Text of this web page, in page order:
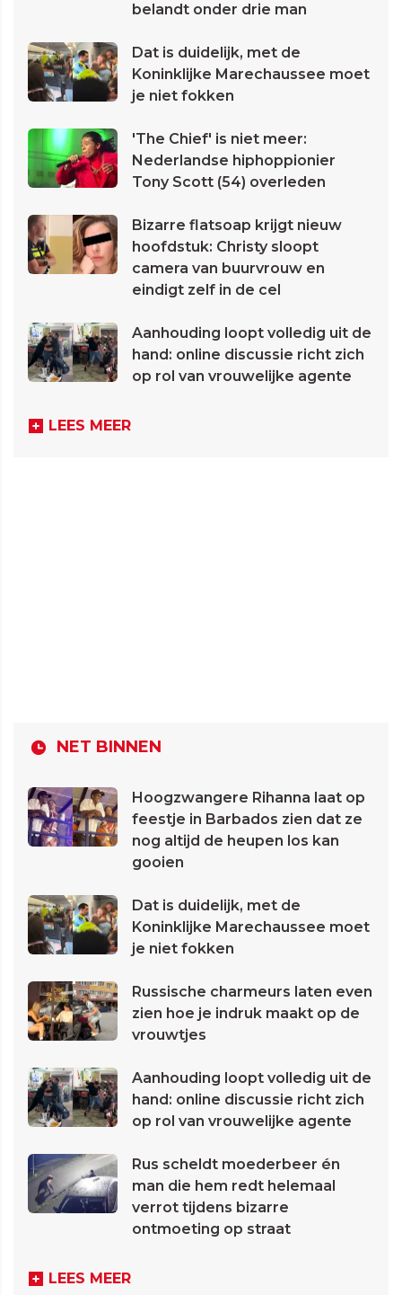
belandt onder drie man
Dat is duidelijk, met de
Koninklijke Marechaussee moet
je niet fokken
'The Chief' is niet meer:
Nederlandse hiphoppionier
Tony Scott (54) overleden
Bizarre flatsoap krijgt nieuw
hoofdstuk: Christy sloopt
camera van buurvrouw en
eindigt zelf in de cel
Aanhouding loopt volledig uit de
hand: online discussie richt zich
op rol van vrouwelijke agente
LEES MEER
NET BINNEN
Hoogzwangere Rihanna laat op
feestje in Barbados zien dat ze
nog altijd de heupen los kan
gooien
Dat is duidelijk, met de
Koninklijke Marechaussee moet
je niet fokken
Russische charmeurs laten even
zien hoe je indruk maakt op de
vrouwtjes
Aanhouding loopt volledig uit de
hand: online discussie richt zich
op rol van vrouwelijke agente
Rus scheldt moederbeer én
man die hem redt helemaal
verrot tijdens bizarre
ontmoeting op straat
LEES MEER